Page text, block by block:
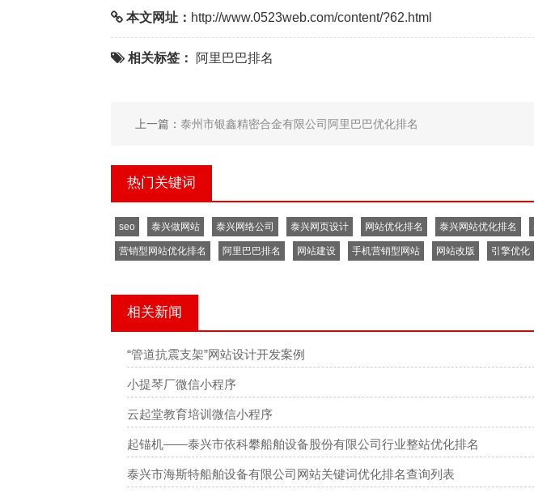
本文网址： http://www.0523web.com/content/?62.html
相关标签： 阿里巴巴排名
上一篇： 泰州市银鑫精密合金有限公司阿里巴巴优化排名
热门关键词
seo 泰兴做网站 泰兴网络公司 泰兴网页设计 网站优化排名 泰兴网站优化排名
营销型网站优化排名 阿里巴巴排名 网站建设 手机营销型网站 网站改版 引擎优化
相关新闻
“管道抗震支架”网站设计开发案例
小提琴厂微信小程序
云起堂教育培训微信小程序
起锚机——泰兴市依科攀船舶设备股份有限公司行业整站优化排名
泰兴市海斯特船舶设备有限公司网站关键词优化排名查询列表